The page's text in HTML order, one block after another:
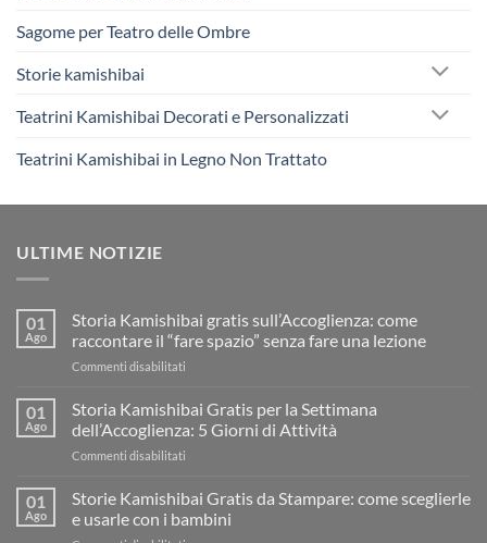
Sagome per Teatro delle Ombre
Storie kamishibai
Teatrini Kamishibai Decorati e Personalizzati
Teatrini Kamishibai in Legno Non Trattato
ULTIME NOTIZIE
01
Ago
Storia Kamishibai gratis sull’Accoglienza: come
raccontare il “fare spazio” senza fare una lezione
Commenti disabilitati
Kamishibai
gratis
sull’Accoglienza:
il
“fare
01
Ago
Storia Kamishibai Gratis per la Settimana
dell’Accoglienza: 5 Giorni di Attività
Commenti disabilitati
Kamishibai
Gratis
per
01
Ago
Storie Kamishibai Gratis da Stampare: come sceglierle
e usarle con i bambini